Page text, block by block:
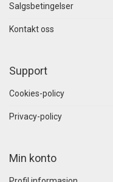
Salgsbetingelser
Kontakt oss
Support
Cookies-policy
Privacy-policy
Min konto